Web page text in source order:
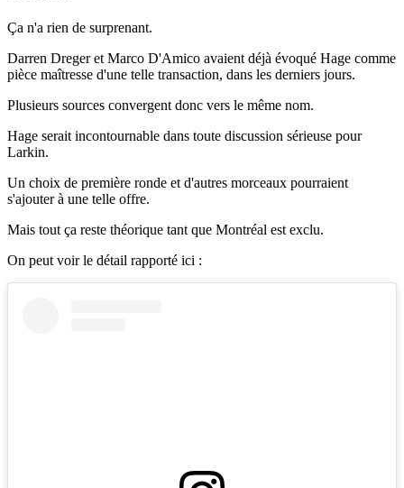
Ça n'a rien de surprenant.
Darren Dreger et Marco D'Amico avaient déjà évoqué Hage comme
pièce maîtresse d'une telle transaction, dans les derniers jours.
Plusieurs sources convergent donc vers le même nom.
Hage serait incontournable dans toute discussion sérieuse pour
Larkin.
Un choix de première ronde et d'autres morceaux pourraient
s'ajouter à une telle offre.
Mais tout ça reste théorique tant que Montréal est exclu.
On peut voir le détail rapporté ici :